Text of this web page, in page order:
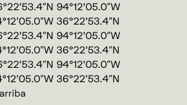
94°12’05.0″W
36°22’53.4″N
94°12’05.0″W
36°22’53.4″N
94°12’05.0″W
36°22’53.4″N